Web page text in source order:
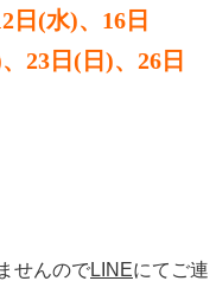
日(水)、16日
23日(日)、26日
せんのでLINEにてご連